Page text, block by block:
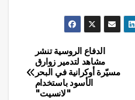
الدفاع الروسية تنشر
مشاهد لتدمير زوارق
مسيّرة أوكرانية في البحر
الأسود باستخدام
"لانسيت"